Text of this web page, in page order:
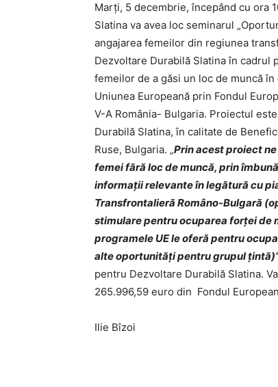
Marți, 5 decembrie, începând cu ora
Slatina va avea loc seminarul
angajarea femeilor din regiunea
Dezvoltare Durabilă Slatina în
femeilor de a găsi un loc de muncă
Uniunea Europeană prin Fondul
V-A România- Bulgaria. Proiectul
Durabilă Slatina, în calitate de
Ruse, Bulgaria. „Prin acest proiect
femei fără loc de muncă, prin
informații relevante în legătură cu
Transfrontalieră Româno-Bulgară
stimulare pentru ocuparea forței de
programele UE le oferă pentru
alte oportunități pentru grupul
pentru Dezvoltare Durabilă Slatina.
265.996,59 euro din Fondul
Ilie Bîzoi